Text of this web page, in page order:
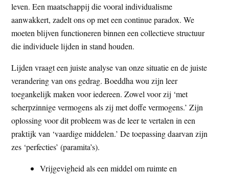
leven. Een maatschappij die vooral individualisme
aanwakkert, zadelt ons op met een continue paradox. We
moeten blijven functioneren binnen een collectieve structuur
die individuele lijden in stand houden.
Lijden vraagt een juiste analyse van onze situatie en de juiste
verandering van ons gedrag. Boeddha wou zijn leer
toegankelijk maken voor iedereen. Zowel voor zij ‘met
scherpzinnige vermogens als zij met doffe vermogens.’ Zijn
oplossing voor dit probleem was de leer te vertalen in een
praktijk van ‘vaardige middelen.’ De toepassing daarvan zijn
zes ‘perfecties’ (paramita’s).
Vrijgevigheid als een middel om ruimte en